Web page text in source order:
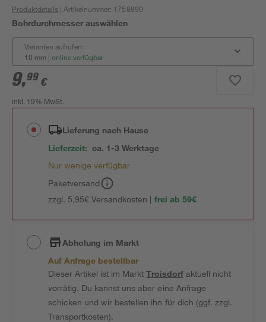
Produktdetails | Artikelnummer: 1758890
Bohrdurchmesser auswählen
Varianten aufrufen:
10 mm | online verfügbar
9,99 €
inkl. 19% MwSt.
Lieferung nach Hause
Lieferzeit: ca. 1-3 Werktage
Nur wenige verfügbar
Paketversand
zzgl. 5,95€ Versandkosten | frei ab 59€
Abholung im Markt
Auf Anfrage bestellbar
Dieser Artikel ist im MarktTroisdorfaktuell nicht
vorrätig. Du kannst uns aber eine Anfrage
schicken und wir bestellen ihn für dich (ggf. zzgl.
Transportkosten).